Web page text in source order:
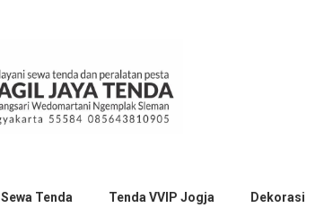
Sewa Tenda Tenda VVIP Jogja Dekorasi